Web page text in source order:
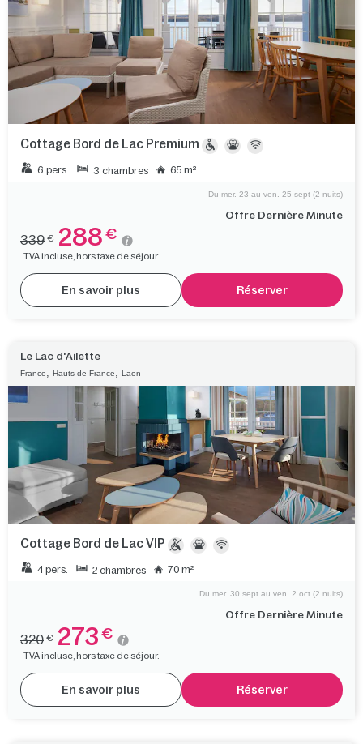
Cottage Bord de Lac Premium
6 pers. 3 chambres 65 m²
Offre Dernière Minute
Du mer. 23 au ven. 25 sept (2 nuits)
339 € 288 €
TVA incluse, hors taxe de séjour.
En savoir plus Réserver
Le Lac d'Ailette
France Hauts-de-France Laon
Cottage Bord de Lac VIP
4 pers. 2 chambres 70 m²
Offre Dernière Minute
Du mer. 30 sept au ven. 2 oct (2 nuits)
320 € 273 €
TVA incluse, hors taxe de séjour.
En savoir plus Réserver